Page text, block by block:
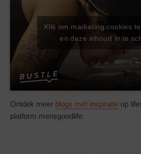
Klik om marketing cookies
en deze inhoud in te
Ontdek meer blogs met inspiratie op
platform mensgoodlife.